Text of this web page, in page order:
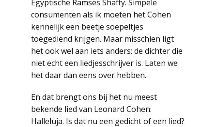
Egyptische Ramses Shaffy. Simpele
consumenten als ik moeten het Cohen
kennelijk een beetje soepeltjes
toegediend krijgen. Maar misschien ligt
het ook wel aan iets anders: de dichter die
niet echt een liedjesschrijver is. Laten we
het daar dan eens over hebben.
En dat brengt ons bij het nu meest
bekende lied van Leonard Cohen:
Halleluja. Is dat nu een gedicht of een lied?